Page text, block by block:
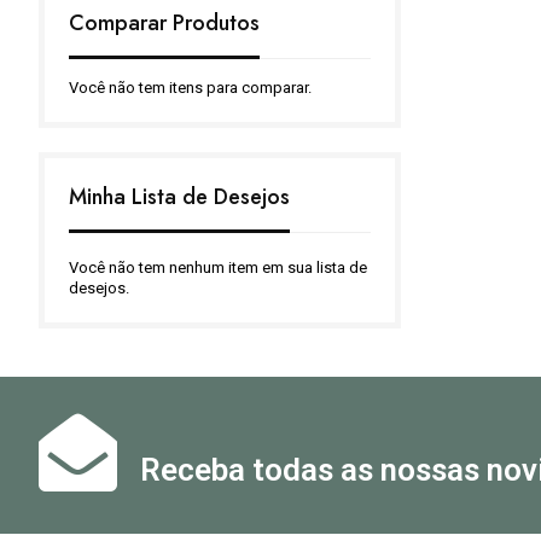
Comparar Produtos
Você não tem itens para comparar.
Minha Lista de Desejos
Você não tem nenhum item em sua lista de
desejos.
Receba todas as nossas